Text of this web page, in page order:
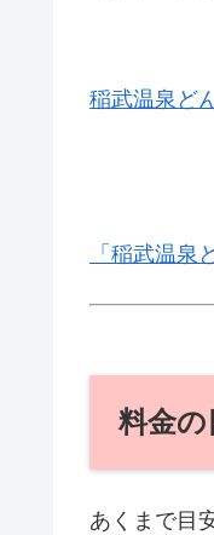
稲武温泉ど
「稲武温泉
料金の
あくまで目